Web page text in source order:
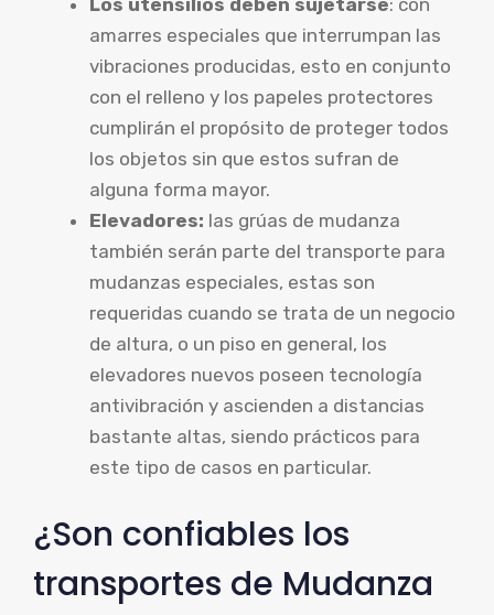
amarres especiales que interrumpan las
vibraciones producidas, esto en conjunto
con el relleno y los papeles protectores
cumplirán el propósito de proteger todos
los objetos sin que estos sufran de
alguna forma mayor.
Elevadores: las grúas de mudanza
también serán parte del transporte para
mudanzas especiales, estas son
requeridas cuando se trata de un negocio
de altura, o un piso en general, los
elevadores nuevos poseen tecnología
antivibración y ascienden a distancias
bastante altas, siendo prácticos para
este tipo de casos en particular.
¿Son confiables los
transportes de Mudanza